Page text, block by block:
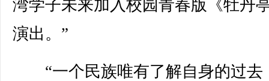
湾学子未来加入校园青春版《牡丹
演出。”
“一个民族唯有了解自身的过去